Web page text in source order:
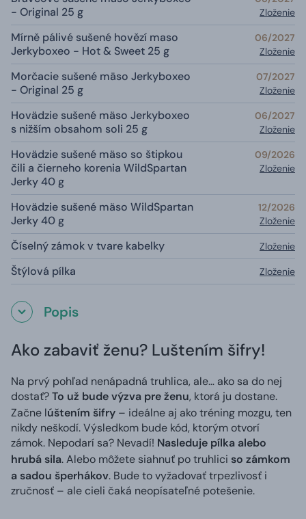
- Original 25 g
Zloženie
Mírně pálivé sušené hovězí maso
Jerkyboxeo - Hot & Sweet 25 g
06/2027
Zloženie
Morčacie sušené mäso Jerkyboxeo
- Original 25 g
07/2027
Zloženie
Hovädzie sušené mäso Jerkyboxeo
s nižším obsahom soli 25 g
06/2027
Zloženie
Hovädzie sušené mäso so štipkou
čili a čierneho korenia WildSpartan
Jerky 40 g
09/2026
Zloženie
Hovädzie sušené mäso WildSpartan
Jerky 40 g
12/2026
Zloženie
Číselný zámok v tvare kabelky Zloženie
Štýlová pílka Zloženie
Popis
Ako zabaviť ženu? Luštením šifry!
Na prvý pohľad nenápadná truhlica, ale… ako sa do nej
dostať?To už bude výzva pre ženu, ktorá ju dostane.
Začne lúštením šifry – ideálne aj ako tréning mozgu, ten
nikdy neškodí. Výsledkom bude kód, ktorým otvorí
zámok. Nepodarí sa? Nevadí! Nasleduje pílka alebo
hrubá sila. Alebo môžete siahnuť po truhlici so zámkom
a sadou šperhákov. Bude to vyžadovať trpezlivosť i
zručnosť – ale cieli čaká neopísateľné potešenie.